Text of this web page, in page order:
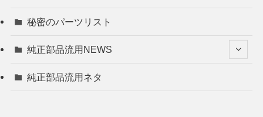
秘密のパーツリスト
純正部品流用NEWS
純正部品流用ネタ